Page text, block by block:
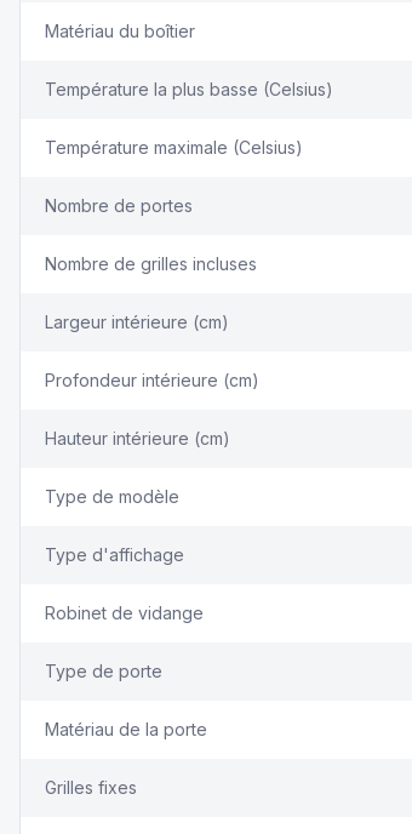
Matériau du boîtier
Température la plus basse (Celsius)
Température maximale (Celsius)
Nombre de portes
Nombre de grilles incluses
Largeur intérieure (cm)
Profondeur intérieure (cm)
Hauteur intérieure (cm)
Type de modèle
Type d'affichage
Robinet de vidange
Type de porte
Matériau de la porte
Grilles fixes